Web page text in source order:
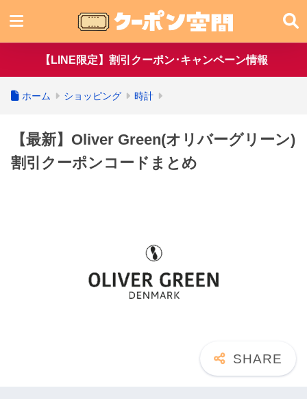
【LINE限定】割引クーポン･キャンペーン情報
ホーム ショッピング 時計
【最新】Oliver Green(オリバーグリーン)
割引クーポンコードまとめ